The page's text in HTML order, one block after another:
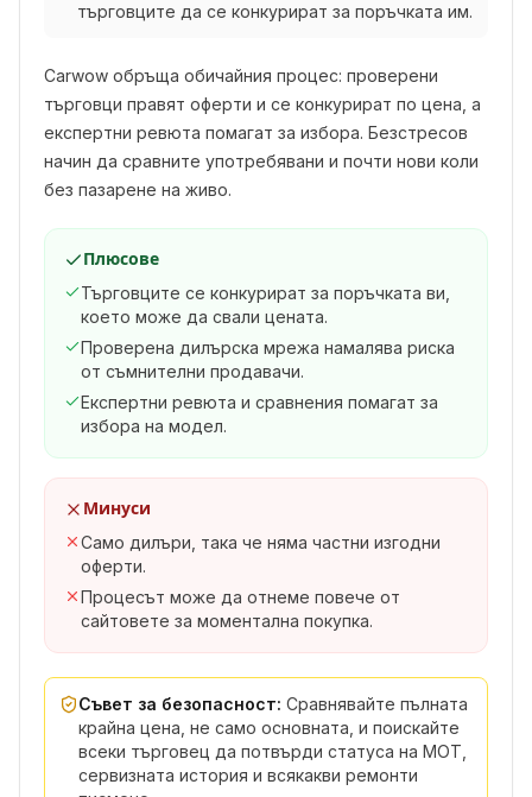
търговците да се конкурират за поръчката им.
Carwow обръща обичайния процес: проверени
търговци правят оферти и се конкурират по цена, а
експертни ревюта помагат за избора. Безстресов
начин да сравните употребявани и почти нови коли
без пазарене на живо.
Плюсове
Търговците се конкурират за поръчката ви,
което може да свали цената.
Проверена дилърска мрежа намалява риска
от съмнителни продавачи.
Експертни ревюта и сравнения помагат за
избора на модел.
Минуси
Само дилъри, така че няма частни изгодни
оферти.
Процесът може да отнеме повече от
сайтовете за моментална покупка.
Съвет за безопасност: Сравнявайте пълната
крайна цена, не само основната, и поискайте
всеки търговец да потвърди статуса на MOT,
сервизната история и всякакви ремонти